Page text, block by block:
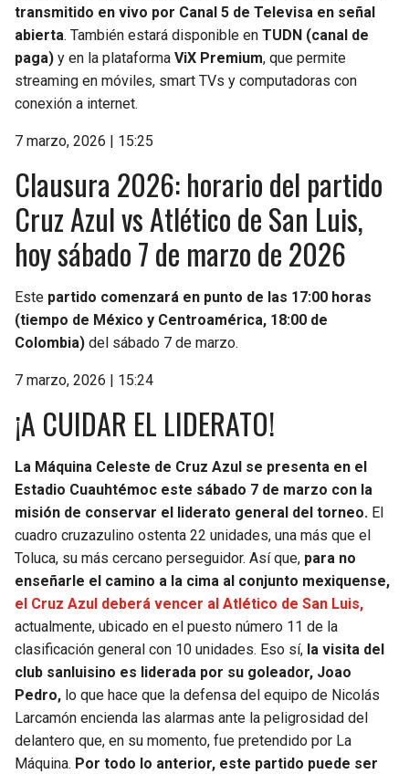
transmitido en vivo por Canal 5 de Televisa en señal
abierta. También estará disponible en TUDN (canal de
paga) y en la plataforma ViX Premium, que permite
streaming en móviles, smart TVs y computadoras con
conexión a internet.
7 marzo, 2026 | 15:25
Clausura 2026: horario del partido
Cruz Azul vs Atlético de San Luis,
hoy sábado 7 de marzo de 2026
Este partido comenzará en punto de las 17:00 horas
(tiempo de México y Centroamérica, 18:00 de
Colombia) del sábado 7 de marzo.
7 marzo, 2026 | 15:24
¡A CUIDAR EL LIDERATO!
La Máquina Celeste de Cruz Azul se presenta en el
Estadio Cuauhtémoc este sábado 7 de marzo con la
misión de conservar el liderato general del torneo. El
cuadro cruzazulino ostenta 22 unidades, una más que el
Toluca, su más cercano perseguidor. Así que, para no
enseñarle el camino a la cima al conjunto mexiquense,
el Cruz Azul deberá vencer al Atlético de San Luis,
actualmente, ubicado en el puesto número 11 de la
clasificación general con 10 unidades. Eso sí, la visita del
club sanluisino es liderada por su goleador, Joao
Pedro, lo que hace que la defensa del equipo de Nicolás
Larcamón encienda las alarmas ante la peligrosidad del
delantero que, en su momento, fue pretendido por La
Máquina. Por todo lo anterior, este partido puede ser